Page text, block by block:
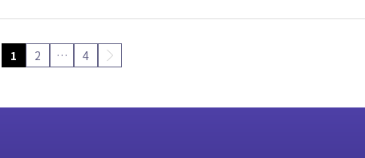
連接詞用法。 Key Takeaways 從屬連
…
1 2 … 4